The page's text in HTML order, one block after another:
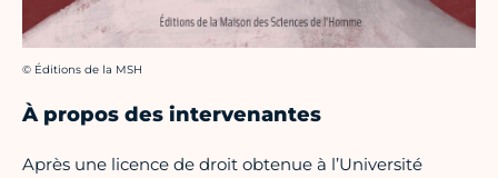
Crédit photo :
© Éditions de la MSH
À propos des intervenantes
Après une licence de droit obtenue à l’Université